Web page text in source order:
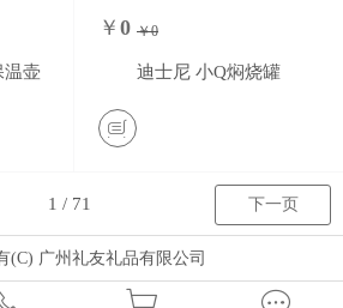
温壶
￥ 0 ￥0
条评价
迪士尼 小Q焖烧罐
下一页
(C) 广州礼友礼品有限公司